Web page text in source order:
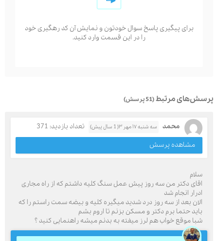
برای پیگیری پاسخ سوال خودتون و نمایش آن کد رهگیری خود
را در این قسمت وارد کنید.
پرسش‌های مرتبط(51 پرسش)
محمد سه شنبه ۱۷ مهر ۳( 1 سال پیش)
تعداد بازدید: 371
مشاهده پرسش
سلام
اقای دکتر من سه روز پیش عمل سنگ کلیه داشتم که از راه مجاری
ادرار انجام شد
الان بعد از سه روز درد شدید میگیره کلیه و بیضه سمت راستم را که
باید حتما برم دکتر و مسکن بزنم تا اروم بشم
شبا موقع خواب هم لرز میفته به بدنم میشه راهنمایی کنید ؟